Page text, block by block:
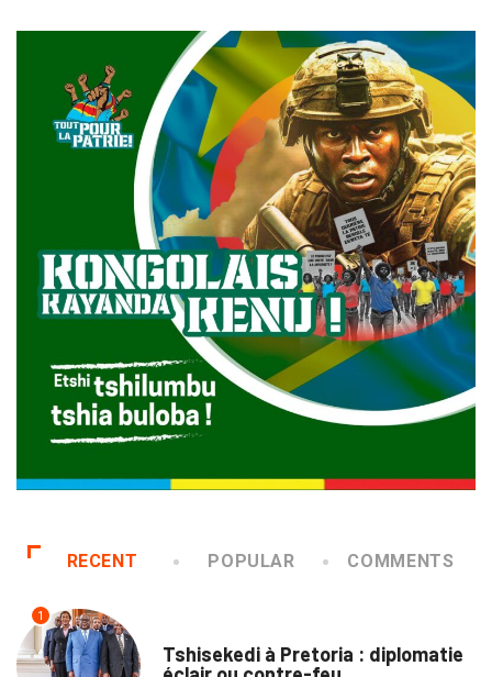
RECENT POPULAR COMMENTS
1
Tshisekedi à Pretoria : diplomatie